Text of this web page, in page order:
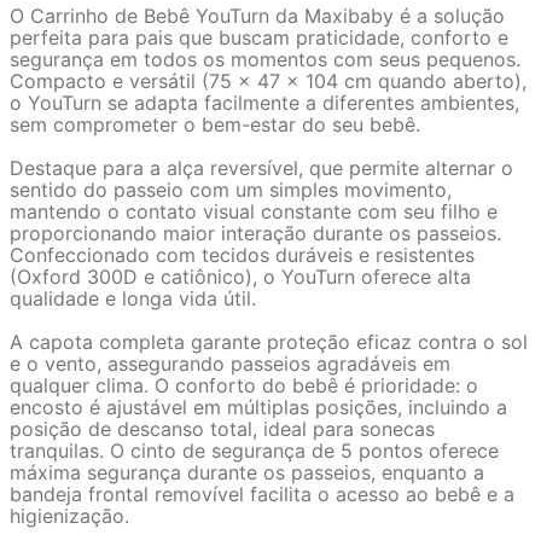
O Carrinho de Bebê YouTurn da Maxibaby é a solução
perfeita para pais que buscam praticidade, conforto e
segurança em todos os momentos com seus pequenos.
Compacto e versátil (75 x 47 x 104 cm quando aberto),
o YouTurn se adapta facilmente a diferentes ambientes,
sem comprometer o bem-estar do seu bebê.
Destaque para a alça reversível, que permite alternar o
sentido do passeio com um simples movimento,
mantendo o contato visual constante com seu filho e
proporcionando maior interação durante os passeios.
Confeccionado com tecidos duráveis e resistentes
(Oxford 300D e catiônico), o YouTurn oferece alta
qualidade e longa vida útil.
A capota completa garante proteção eficaz contra o sol
e o vento, assegurando passeios agradáveis em
qualquer clima. O conforto do bebê é prioridade: o
encosto é ajustável em múltiplas posições, incluindo a
posição de descanso total, ideal para sonecas
tranquilas. O cinto de segurança de 5 pontos oferece
máxima segurança durante os passeios, enquanto a
bandeja frontal removível facilita o acesso ao bebê e a
higienização.